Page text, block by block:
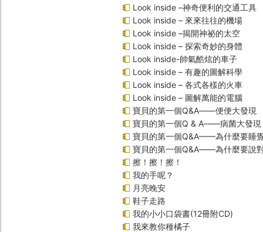
Look inside –神奇便利的交通工具
Look inside – 來來往往的機場
Look inside –揭開神祕的太空
Look inside – 探索奇妙的身體
Look inside-帥氣酷炫的車子
Look inside – 有趣的圖解科學
Look inside – 各式各樣的火車
Look inside – 圖解萬能的電腦
寶貝的第一個Q&A――便便大發現
寶貝的第一個Q & A――病菌大發現
寶貝的第一個Q&A——為什麼要睡
寶貝的第一個Q&A――為什麼要說
擦！擦！擦！
我的手呢？
月亮晚安
鞋子走路
我的小小口袋書(12冊附CD)
我來教你種橘子